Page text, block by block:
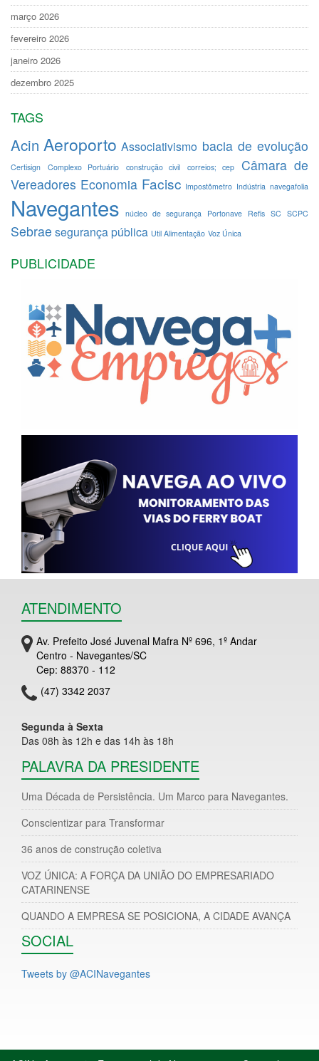
março 2026
fevereiro 2026
janeiro 2026
dezembro 2025
TAGS
Acin Aeroporto Associativismo bacia de evolução
Certisign Complexo Portuário construção civil correios; cep
Câmara de
Vereadores Economia Facisc Impostômetro Indústria navegafolia
Navegantes núcleo de segurança Portonave Refis SC SCPC
Sebrae segurança pública Util Alimentação Voz Única
PUBLICIDADE
ATENDIMENTO
Av. Prefeito José Juvenal Mafra Nº 696, 1º Andar
Centro - Navegantes/SC
Cep: 88370 - 112
(47) 3342 2037
Segunda à Sexta
Das 08h às 12h e das 14h às 18h
PALAVRA DA PRESIDENTE
Uma Década de Persistência. Um Marco para Navegantes.
Conscientizar para Transformar
36 anos de construção coletiva
VOZ ÚNICA: A FORÇA DA UNIÃO DO EMPRESARIADO
CATARINENSE
QUANDO A EMPRESA SE POSICIONA, A CIDADE AVANÇA
SOCIAL
Tweets by @ACINavegantes